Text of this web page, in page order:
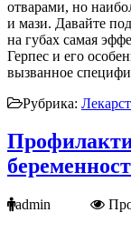
отварами, но
и мази. Давайте
на губах самая
Герпес и его
вызванное
Рубрика:
admin